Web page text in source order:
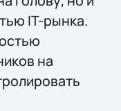
IT-рынка.
на